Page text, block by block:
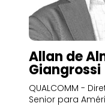
Allan de
Giangrossi
QUALCOMM -
Senior para